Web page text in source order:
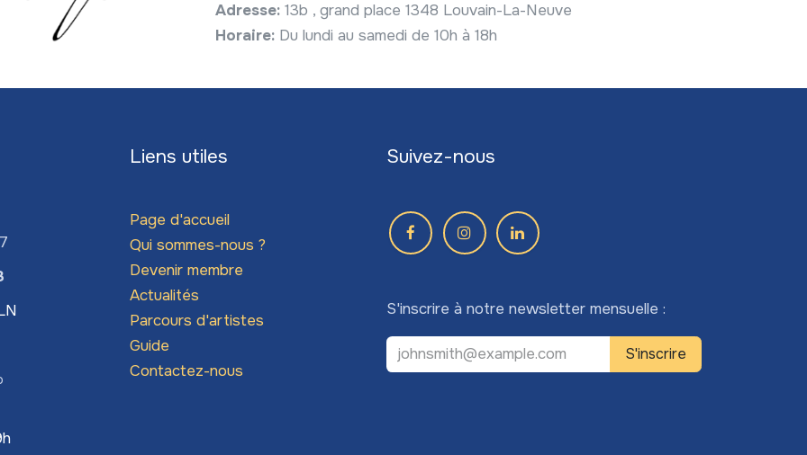
Adresse: 13b , grand place 1348 Louvain-La-Neuve
Horaire: Du lundi au samedi de 10h à 18h
Liens utiles
Page d'accueil
Qui sommes-nous ?
Devenir membre
Actualités
Parcours d'artistes
Guide
Contactez-nous
Suivez-nous
S'inscrire à notre newsletter mensuelle :
S'inscrire